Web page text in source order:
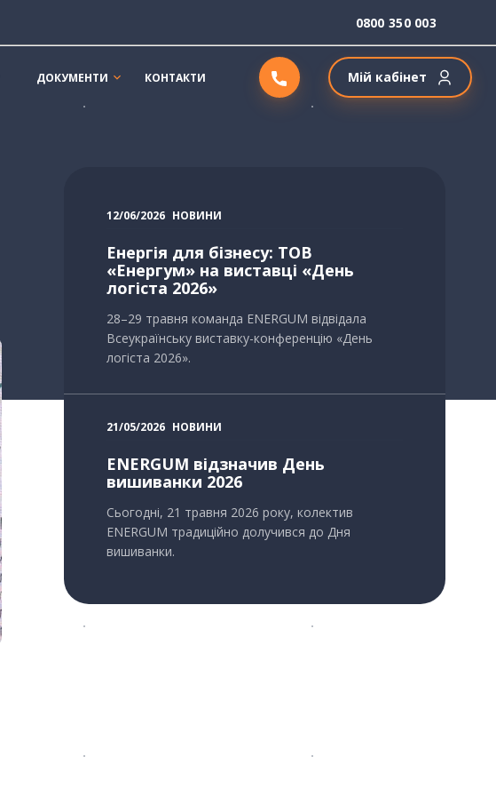
0800 350 003
ДОКУМЕНТИ КОНТАКТИ Мій кабінет
12/06/2026 НОВИНИ
Енергія для бізнесу: ТОВ
«Енергум» на виставці «День
логіста 2026»
28–29 травня команда ENERGUM відвідала
Всеукраїнську виставку-конференцію «День
логіста 2026».
21/05/2026 НОВИНИ
ENERGUM відзначив День
вишиванки 2026
Сьогодні, 21 травня 2026 року, колектив
ENERGUM традиційно долучився до Дня
вишиванки.